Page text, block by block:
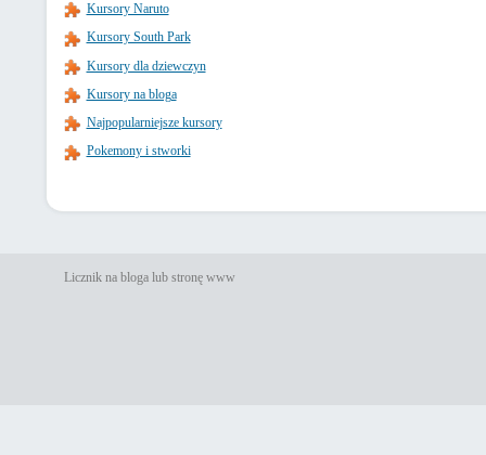
Kursory Naruto
Kursory South Park
Kursory dla dziewczyn
Kursory na bloga
Najpopularniejsze kursory
Pokemony i stworki
Licznik na bloga lub stronę www